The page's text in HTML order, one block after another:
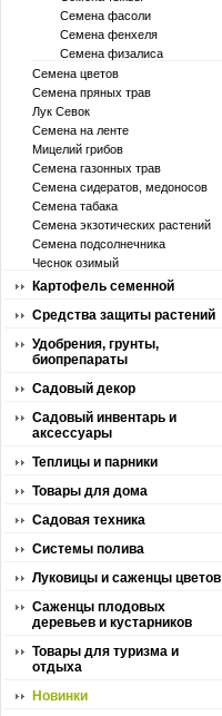
Семена фасоли
Семена фенхеля
Семена физалиса
Семена цветов
Семена пряных трав
Лук Севок
Семена на ленте
Мицелий грибов
Семена газонных трав
Семена сидератов, медоносов
Семена табака
Семена экзотических растений
Семена подсолнечника
Чеснок озимый
Картофель семенной
Средства защиты растений
Удобрения, грунты,
биопрепараты
Садовый декор
Садовый инвентарь и
аксессуары
Теплицы и парники
Товары для дома
Садовая техника
Системы полива
Луковицы и саженцы цветов
Саженцы плодовых
деревьев и кустарников
Товары для туризма и
отдыха
Новинки